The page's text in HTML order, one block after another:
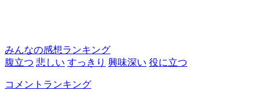
みんなの感想ランキング
腹立つ 悲しい すっきり 興味深い 役に立つ
コメントランキング